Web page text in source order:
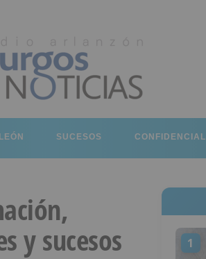
SUCESOS CONFIDENCIAL
y sucesos
1